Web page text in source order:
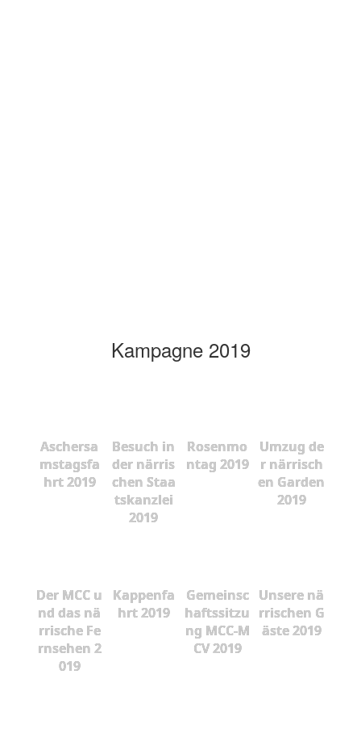
Kampagne 2019
Aschersa
mstagsfa
hrt 2019
Besuch in
der närris
chen Staa
tskanzlei
2019
Rosenmo
ntag 2019
Umzug de
r närrisch
en Garden
2019
Der MCC u
nd das nä
rrische Fe
rnsehen 2
019
Kappenfa
hrt 2019
Gemeinsc
haftssitzu
ng MCC-M
CV 2019
Unsere nä
rrischen G
äste 2019